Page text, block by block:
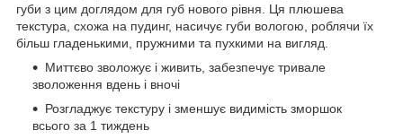
губи з цим доглядом для губ нового рівня. Ця плюшева
текстура, схожа на пудинг, насичує губи вологою, роблячи їх
більш гладенькими, пружними та пухкими на вигляд.
Миттєво зволожує і живить, забезпечує тривале
зволоження вдень і вночі
Розгладжує текстуру і зменшує видимість зморшок
всього за 1 тиждень